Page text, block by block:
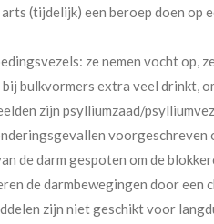
(tijdelijk) een beroep doen op
ze nemen vocht op,
bulkvormers extra veel drinkt,
zijn psylliumzaad/
de darm gespoten om de
de darmbewegingen door een
zijn niet geschikt voor